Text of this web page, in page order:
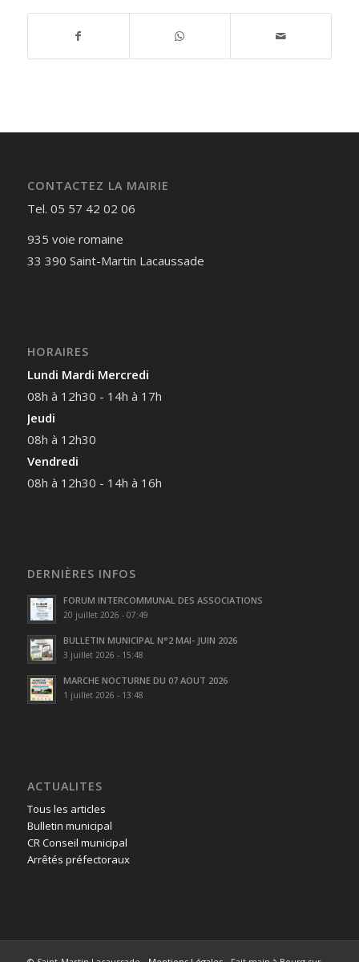
CONTACTEZ LA MAIRIE
Tel. 05 57 42 02 06
935 voie romaine
33 390 Saint-Martin Lacaussade
HORAIRES
Lundi Mardi Mercredi
08h à 12h30 - 14h à 17h
Jeudi
08h à 12h30
Vendredi
08h à 12h30 - 14h à 16h
DERNIÈRES INFOS
FORUM INTERCOMMUNAL DES ASSOCIATIONS
20 juillet 2026 - 07:49
BULLETIN MUNICIPAL N°2 MAI- JUIN 2026
3 juillet 2026 - 15:48
MARCHE NOCTURNE DU 07 AOUT 2026
1 juillet 2026 - 13:48
ACTUALITES
Tous les articles
Bulletin municipal
CR Conseil municipal
Arrêtés préfectoraux